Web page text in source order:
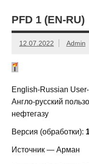
PFD 1 (EN-RU)
12.07.2022 Admin
English-Russian
Англо-русский
нефтегазу
Версия (обработки):
Источник — Арман